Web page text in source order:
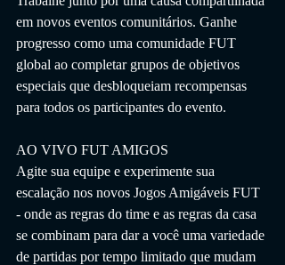
em novos eventos comunitários. Ganhe
progresso como uma comunidade FUT
global ao completar grupos de objetivos
especiais que desbloqueiam recompensas
para todos os participantes do evento.
AO VIVO FUT AMIGOS
Agite sua equipe e experimente sua
escalação nos novos Jogos Amigáveis ​​FUT
- onde as regras do time e as regras da casa
se combinam para dar a você uma variedade
de partidas por tempo limitado que mudam